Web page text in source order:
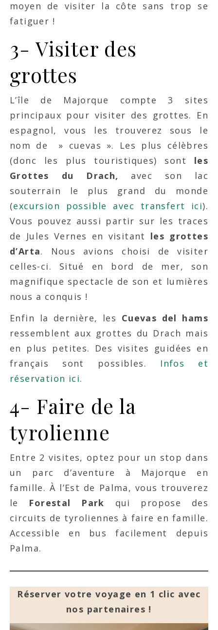
moyen de visiter la côte sans trop se
fatiguer !
3- Visiter des
grottes
L’île de Majorque compte 3 sites
principaux pour visiter des grottes. En
espagnol, vous les trouverez sous le
nom de » cuevas ». Les plus célèbres
(donc les plus touristiques) sont les
Grottes du Drach,
avec son lac
souterrain le plus grand du monde
(excursion possible avec transfert ici).
Vous pouvez aussi partir sur les traces
de Jules Vernes en visitant les grottes
d’Arta. Nous avions choisi de visiter
celles-ci. Situé en bord de mer, son
magnifique spectacle de son et lumières
nous a conquis !
Enfin la dernière, les Cuevas del hams
ressemblent aux grottes du Drach mais
en plus petites. Des visites guidées en
français sont possibles. Infos et
réservation ici.
4- Faire de la
tyrolienne
Entre 2 visites, optez pour un stop dans
un parc d’aventure à Majorque en
famille. À l’Est de Palma, vous trouverez
le Forestal Park qui propose des
circuits de tyroliennes à faire en famille.
Accessible en bus facilement depuis
Palma.
Réserver votre voyage en 1 clic avec
nos partenaires !